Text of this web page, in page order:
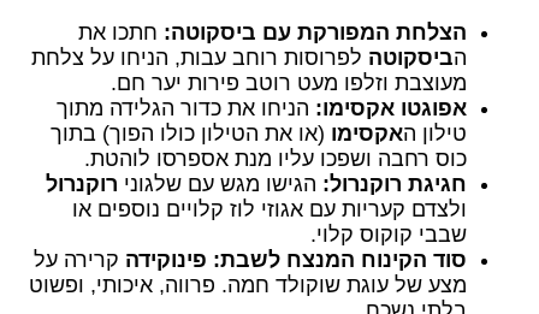
הצלחת המפורקת עם ביסקוטה: חתכו את
הביסקוטה לפרוסות רוחב עבות, הניחו על צלחת
מעוצבת וזלפו מעט רוטב פירות יער חם.
אפוגטו אקסימו: הניחו את כדור הגלידה מתוך
טילון האקסימו (או את הטילון כולו הפוך) בתוך
כוס רחבה ושפכו עליו מנת אספרסו לוהטת.
חגיגת רוקנרול: הגישו מגש עם שלגוני רוקנרול
ולצדם קעריות עם אגוזי לוז קלויים נוספים או
שבבי קוקוס קלוי.
סוד הקינוח המנצח לשבת: פינוקידה קרירה על
מצע של עוגת שוקולד חמה. פרווה, איכותי, ופשוט